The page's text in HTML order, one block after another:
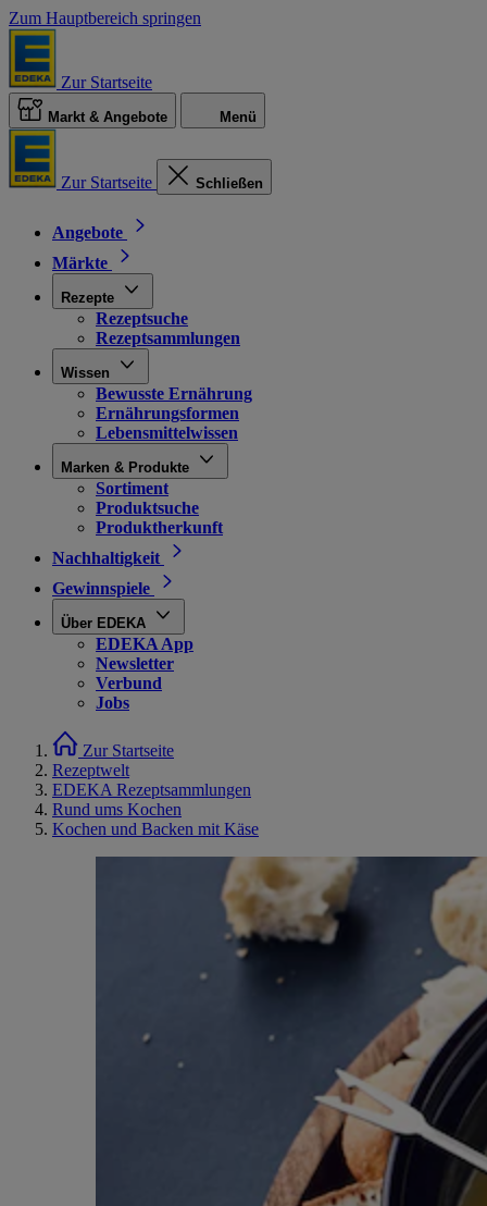
Zum Hauptbereich springen
Zur Startseite
Markt & Angebote Menü
Zur Startseite Schließen
Angebote
Märkte
Rezepte
Rezeptsuche
Rezeptsammlungen
Wissen
Bewusste Ernährung
Ernährungsformen
Lebensmittelwissen
Marken & Produkte
Sortiment
Produktsuche
Produktherkunft
Nachhaltigkeit
Gewinnspiele
Über EDEKA
EDEKA App
Newsletter
Verbund
Jobs
Zur Startseite
Rezeptwelt
EDEKA Rezeptsammlungen
Rund ums Kochen
Kochen und Backen mit Käse